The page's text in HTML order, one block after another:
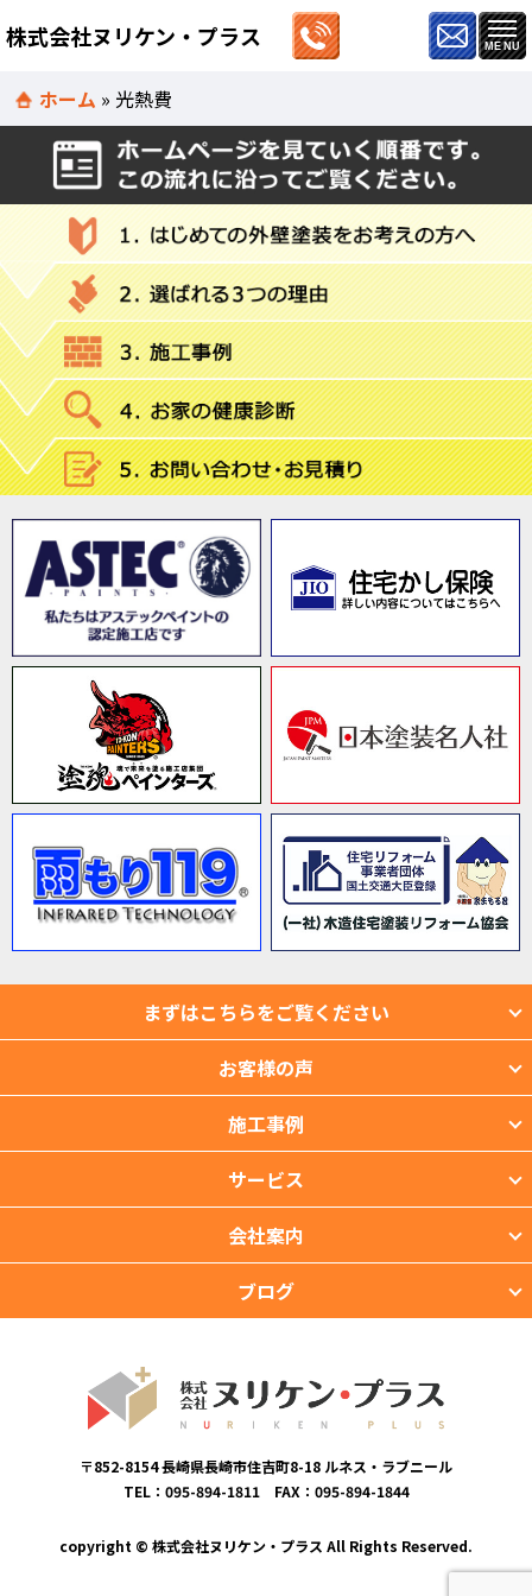
株式会社ヌリケン・プラス
ホーム » 光熱費
まずはこちらをご覧ください
お客様の声
施工事例
サービス
会社案内
ブログ
〒852-8154 長崎県長崎市住吉町8-18 ルネス・ラブニール
TEL：095-894-1811 FAX：095-894-1844
copyright © 株式会社ヌリケン・プラス All Rights Reserved.